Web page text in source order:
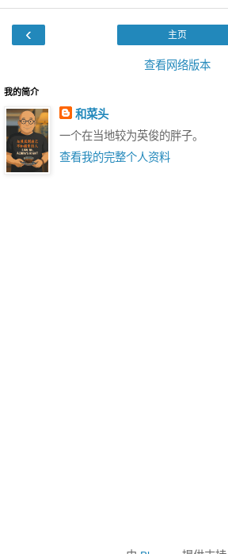
‹ 主页
查看网络版本
我的简介
和菜头
一个在当地较为英俊的胖子。
查看我的完整个人资料